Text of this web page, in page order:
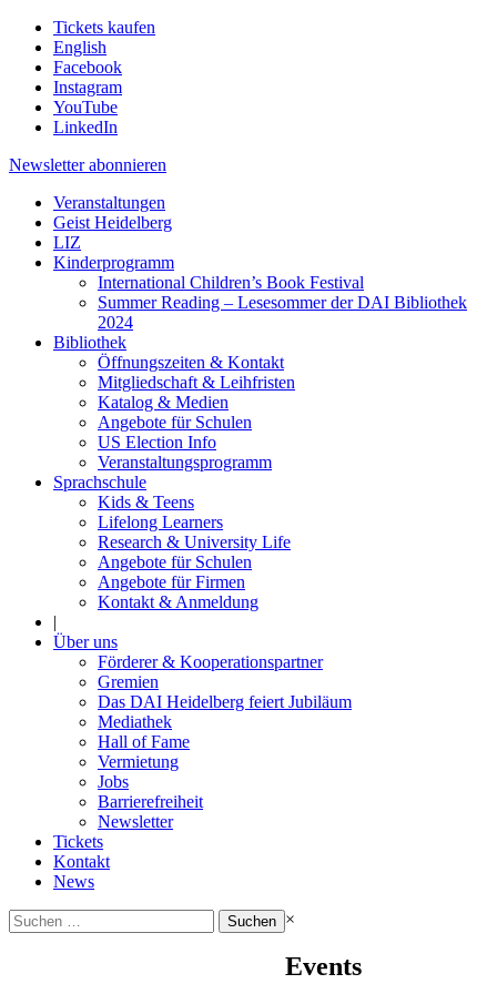
Tickets kaufen
English
Facebook
Instagram
YouTube
LinkedIn
Newsletter abonnieren
Veranstaltungen
Geist Heidelberg
LIZ
Kinderprogramm
International Children’s Book Festival
Summer Reading – Lesesommer der DAI Bibliothek
2024
Bibliothek
Öffnungszeiten & Kontakt
Mitgliedschaft & Leihfristen
Katalog & Medien
Angebote für Schulen
US Election Info
Veranstaltungsprogramm
Sprachschule
Kids & Teens
Lifelong Learners
Research & University Life
Angebote für Schulen
Angebote für Firmen
Kontakt & Anmeldung
|
Über uns
Förderer & Kooperationspartner
Gremien
Das DAI Heidelberg feiert Jubiläum
Mediathek
Hall of Fame
Vermietung
Jobs
Barrierefreiheit
Newsletter
Tickets
Kontakt
News
Suchen
nach:
×
Events